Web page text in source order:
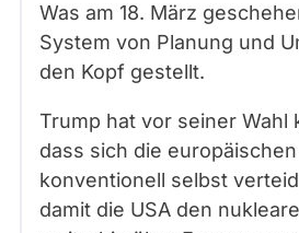
Was am 18. März
System von Planung und
den Kopf gestellt.
Trump hat vor seiner Wahl
dass sich die
konventionell selbst
damit die USA den